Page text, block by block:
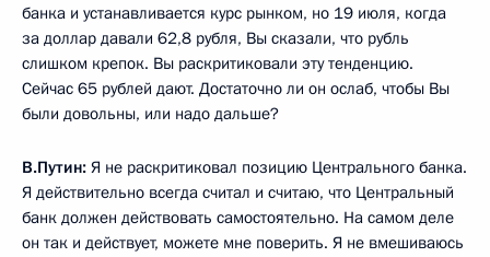
банка и устанавливается курс рынком, но 19 июля, когда
за доллар давали 62,8 рубля, Вы сказали, что рубль
слишком крепок. Вы раскритиковали эту тенденцию.
Сейчас 65 рублей дают. Достаточно ли он ослаб, чтобы Вы
были довольны, или надо дальше?
В.Путин: Я не раскритиковал позицию Центрального банка.
Я действительно всегда считал и считаю, что Центральный
банк должен действовать самостоятельно. На самом деле
он так и действует, можете мне поверить. Я не вмешиваюсь